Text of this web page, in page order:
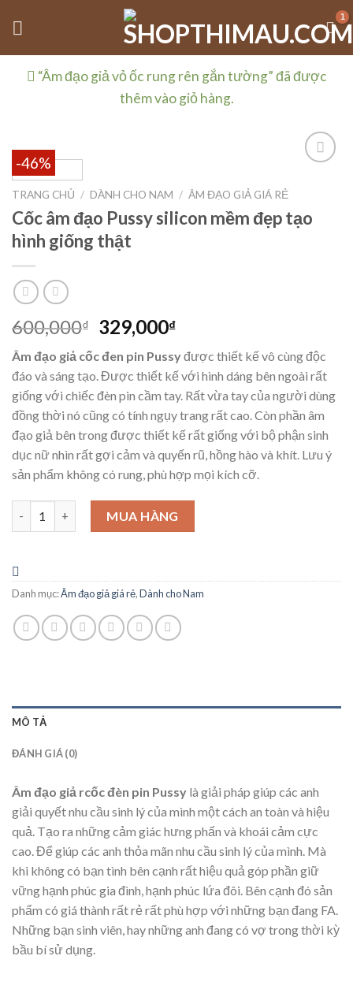
“Âm đạo giả vỏ ốc rung rên gắn tường” đã được
thêm vào giỏ hàng.
-46%
TRANG CHỦ / DÀNH CHO NAM / ÂM ĐẠO GIẢ GIÁ RẺ
Cốc âm đạo Pussy silicon mềm đẹp tạo
hình giống thật
600,000₫ 329,000₫
Âm đạo giả cốc đen pin Pussyđược thiết kế vô cùng độc
đáo và sáng tạo. Được thiết kế với hình dáng bên ngoài rất
giống với chiếc đèn pin cầm tay. Rất vừa tay của người dùng
đồng thời nó cũng có tính ngụy trang rất cao. Còn phần âm
đạo giả bên trong được thiết kế rất giống với bộ phận sinh
dục nữ nhìn rất gợi cảm và quyến rũ, hồng hào và khít. Lưu ý
sản phẩm không có rung, phù hợp mọi kích cỡ.
Cốc âm đạo Pussy silicon mềm đẹp tạo hình giống thật số lượng
MUA HÀNG
Danh mục:Âm đạo giả giá rẻ,Dành cho Nam
MÔ TẢ
ĐÁNH GIÁ (0)
Âm đạo giả rcốc đèn pin Pussy là giải pháp giúp các anh
giải quyết nhu cầu sinh lý của mình một cách an toàn và hiệu
quả. Tạo ra những cảm giác hưng phấn và khoái cảm cực
cao. Để giúp các anh thỏa mãn nhu cầu sinh lý của mình. Mà
khi không có bạn tình bên cạnh rất hiệu quả góp phần giữ
vững hạnh phúc gia đình, hạnh phúc lứa đôi. Bên cạnh đó sản
phẩm có giá thành rất rẻ rất phù hợp với những bạn đang FA.
Những bạn sinh viên, hay những anh đang có vợ trong thời kỳ
bầu bí sử dụng.